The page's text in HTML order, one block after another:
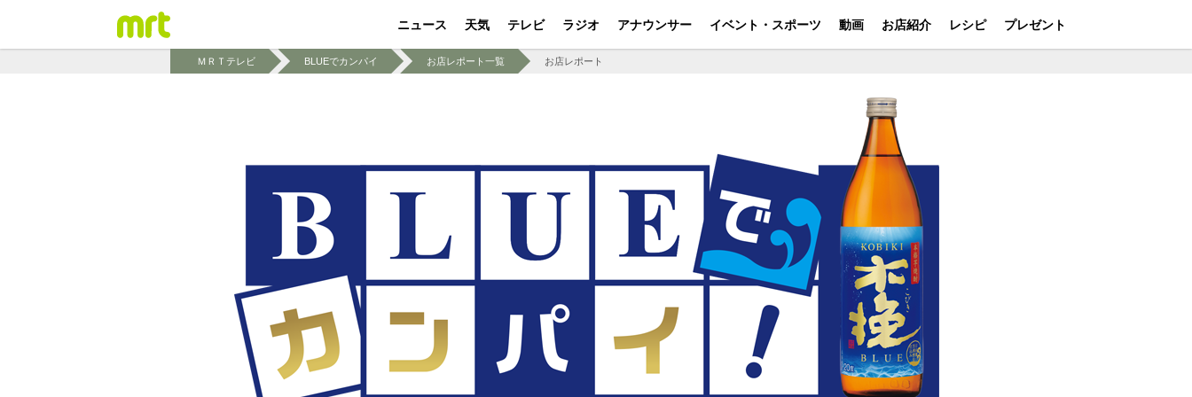
ニュース 天気 テレビ ラジオ アナウンサー イベント・スポーツ 動画 お店紹介 レシピ プレゼント
ＭＲＴテレビ BLUEでカンパイ お店レポート一覧 お店レポート